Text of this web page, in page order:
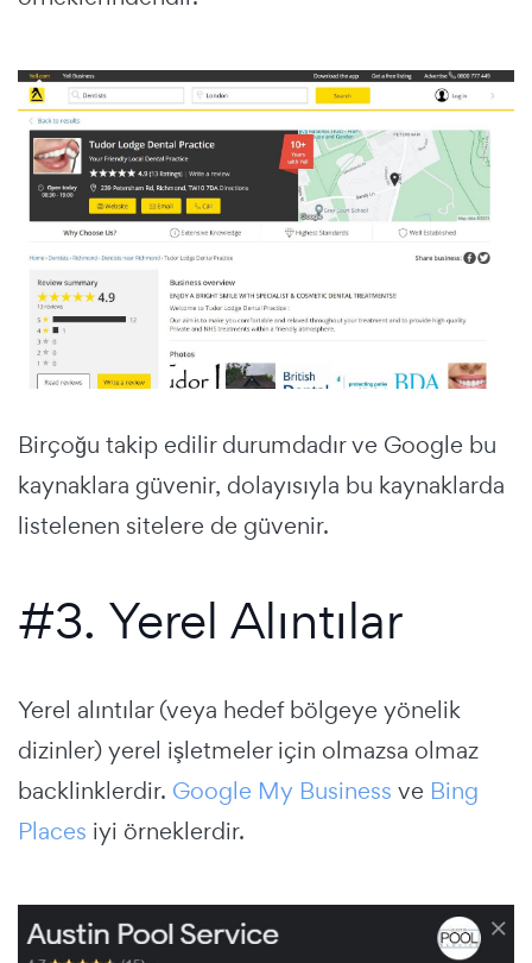
Birçoğu takip edilir durumdadır ve Google bu
kaynaklara güvenir, dolayısıyla bu kaynaklarda
listelenen sitelere de güvenir.
#3. Yerel Alıntılar
Yerel alıntılar (veya hedef bölgeye yönelik
dizinler) yerel işletmeler için olmazsa olmaz
backlinklerdir. Google My Business ve Bing
Places iyi örneklerdir.